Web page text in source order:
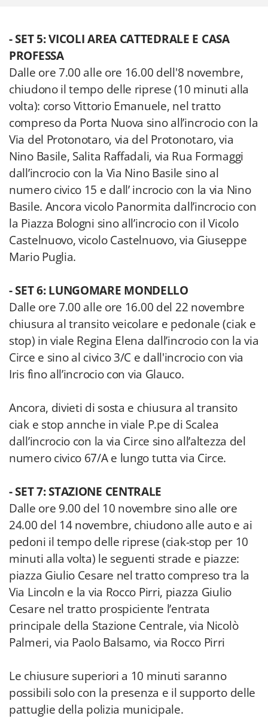
- SET 5: VICOLI AREA CATTEDRALE E CASA
PROFESSA
Dalle ore 7.00 alle ore 16.00 dell'8 novembre,
chiudono il tempo delle riprese (10 minuti alla
volta): corso Vittorio Emanuele, nel tratto
compreso da Porta Nuova sino all’incrocio con la
Via del Protonotaro, via del Protonotaro, via
Nino Basile, Salita Raffadali, via Rua Formaggi
dall’incrocio con la Via Nino Basile sino al
numero civico 15 e dall’ incrocio con la via Nino
Basile. Ancora vicolo Panormita dall’incrocio con
la Piazza Bologni sino all’incrocio con il Vicolo
Castelnuovo, vicolo Castelnuovo, via Giuseppe
Mario Puglia.
- SET 6: LUNGOMARE MONDELLO
Dalle ore 7.00 alle ore 16.00 del 22 novembre
chiusura al transito veicolare e pedonale (ciak e
stop) in viale Regina Elena dall’incrocio con la via
Circe e sino al civico 3/C e dall'incrocio con via
Iris fino all’incrocio con via Glauco.
Ancora, divieti di sosta e chiusura al transito
ciak e stop annche in viale P.pe di Scalea
dall’incrocio con la via Circe sino all’altezza del
numero civico 67/A e lungo tutta via Circe.
- SET 7: STAZIONE CENTRALE
Dalle ore 9.00 del 10 novembre sino alle ore
24.00 del 14 novembre, chiudono alle auto e ai
pedoni il tempo delle riprese (ciak-stop per 10
minuti alla volta) le seguenti strade e piazze:
piazza Giulio Cesare nel tratto compreso tra la
Via Lincoln e la via Rocco Pirri, piazza Giulio
Cesare nel tratto prospiciente l’entrata
principale della Stazione Centrale, via Nicolò
Palmeri, via Paolo Balsamo, via Rocco Pirri
Le chiusure superiori a 10 minuti saranno
possibili solo con la presenza e il supporto delle
pattuglie della polizia municipale.